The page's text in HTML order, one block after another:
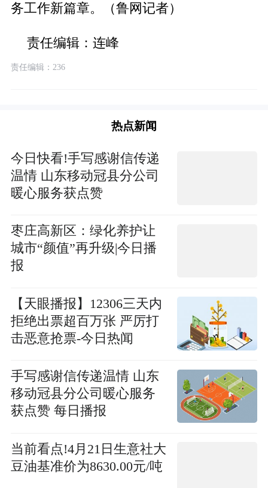
务工作新篇章。（鲁网记者）
责任编辑：连峰
责任编辑：236
热点新闻
今日快看!手写感谢信传递
温情 山东移动冠县分公司
暖心服务获点赞
枣庄高新区：绿化养护让
城市“颜值”再升级|今日播
报
【天眼播报】12306三天内
拒绝出票超百万张 严厉打
击恶意抢票-今日热闻
手写感谢信传递温情 山东
移动冠县分公司暖心服务
获点赞 每日播报
当前看点!4月21日生意社大
豆油基准价为8630.00元/吨